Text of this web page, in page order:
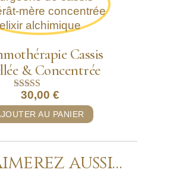
Cassis
& Concentrée
Note
5.00
sur 5
30,00 €
AU PANIER
aussi…